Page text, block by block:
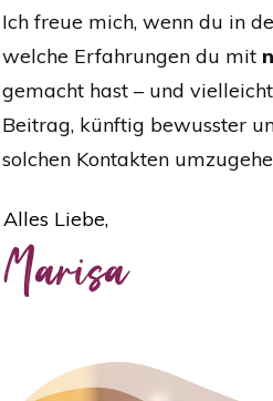
Ich freue mich, wenn du in
welche Erfahrungen du mit
gemacht hast – und
Beitrag, künftig bewusster
solchen Kontakten
Alles Liebe,
Marisa